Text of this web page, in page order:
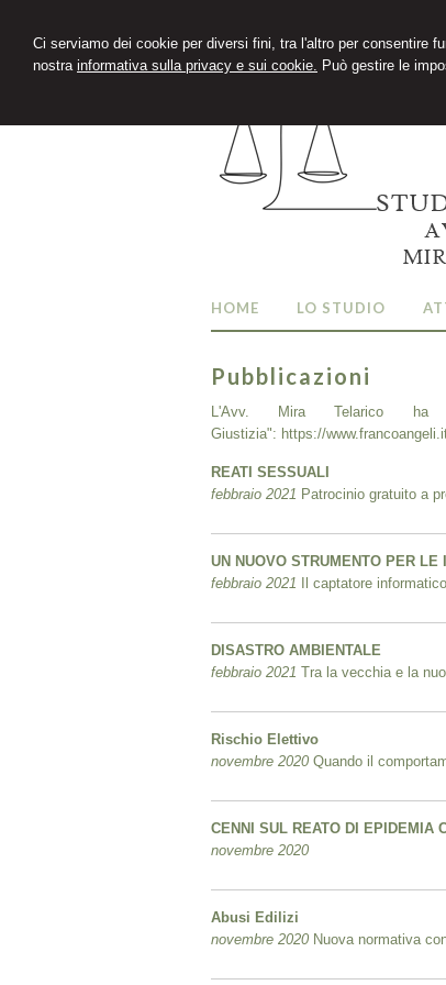
Ci serviamo dei cookie per diversi fini, tra l'altro per consentire
nostra informativa sulla privacy e sui cookie. Può gestire le
HOME LO STUDIO
Pubblicazioni
L'Avv. Mira Telarico ha
Giustizia": https://
REATI SESSUALI
febbraio 2021 Patrocinio gratuito a
UN NUOVO STRUMENTO PER LE
febbraio 2021 Il captatore informatico
DISASTRO AMBIENTALE
febbraio 2021 Tra la vecchia e la
Rischio Elettivo
novembre 2020 Quando il
CENNI SUL REATO DI EPIDEMIA
novembre 2020
Abusi Edilizi
novembre 2020 Nuova normativa